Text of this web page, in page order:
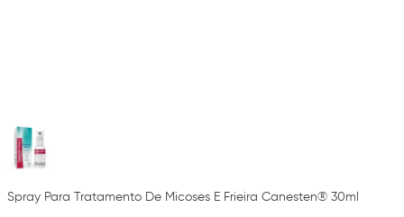
Spray Para Tratamento De Micoses E Frieira Canesten® 30ml